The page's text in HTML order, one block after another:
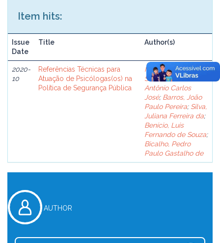
Item hits:
Issue
Date
Title Author(s)
2020-
10
Referências Técnicas para
Atuação de Psicólogas(os) na
Política de Segurança Pública
Meza, Ana Paula
Santos;Britto,
Antônio Carlos
José; Barros, João
Paulo Pereira; Silva,
Juliana Ferreira da;
Benício, Luis
Fernando de Souza;
Bicalho, Pedro
Paulo Gastalho de
AUTHOR